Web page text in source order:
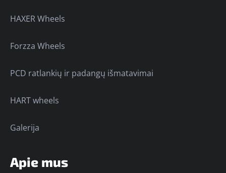
HAXER Wheels
Forzza Wheels
PCD ratlankių ir padangų išmatavimai
HART wheels
Galerija
Apie mus